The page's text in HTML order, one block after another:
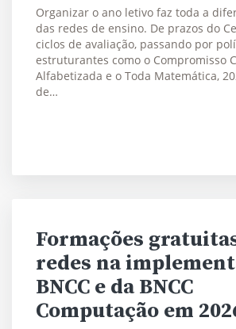
Organizar o ano letivo faz toda a
das redes de ensino. De prazos do
ciclos de avaliação, passando por
estruturantes como o Compromisso
Alfabetizada e o Toda Matemática,
de…
Formações
redes na
BNCC e da BNCC
Computação em